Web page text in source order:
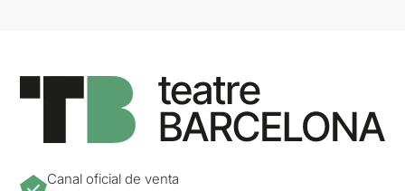
Canal oficial de venta